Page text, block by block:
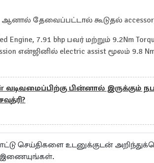
தேவைப்பட்டால் கூடுதல்
Engine, 7.91 bhp பவர் மற்றும் 9.2Nm
என்ஜினில் electric assist மூலம் 9.8
வடிவமைப்பிற்கு பின்னால் இருக்கும்
செய்திகளை உடனுக்குடன்